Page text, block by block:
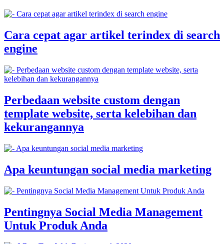
Cara cepat agar artikel terindex di search
engine
Perbedaan website custom dengan
template website, serta kelebihan dan
kekurangannya
Apa keuntungan social media marketing
Pentingnya Social Media Management
Untuk Produk Anda